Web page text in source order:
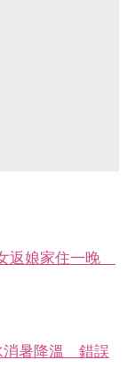
返娘家住一晚
消暑降溫 錯誤